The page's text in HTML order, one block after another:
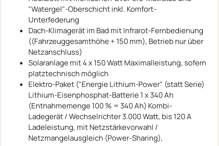
"Watergel"-Oberschicht inkl. Komfort-
Unterfederung
Dach-Klimagerät im Bad mit Infrarot-Fernbedienung
((Fahrzeuggesamthöhe + 150 mm), Betrieb nur über
Netzanschluss)
Solaranlage mit 4 x 150 Watt Maximalleistung, sofern
platztechnisch möglich
Elektro-Paket ("Energie Lithium-Power" (statt Serie)
Lithium-Eisenphosphat-Batterie 1 x 340 Ah
(Entnahmemenge 100 % = 340 Ah) Kombi-
Ladegerät / Wechselrichter 3.000 Watt, bis 120 A
Ladeleistung, mit Netzstärkevorwahl /
Netzmangelausgleich (Power-Sharing),